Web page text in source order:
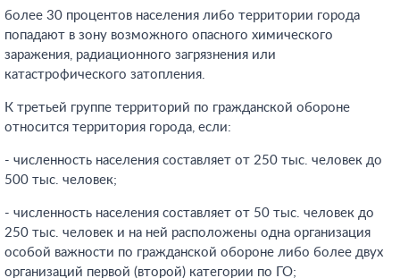
более 30 процентов населения либо территории города
попадают в зону возможного опасного химического
заражения, радиационного загрязнения или
катастрофического затопления.
К третьей группе территорий по гражданской обороне
относится территория города, если:
- численность населения составляет от 250 тыс. человек до
500 тыс. человек;
- численность населения составляет от 50 тыс. человек до
250 тыс. человек и на ней расположены одна организация
особой важности по гражданской обороне либо более двух
организаций первой (второй) категории по ГО;